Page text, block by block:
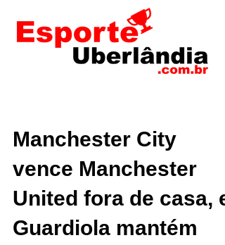
Manchester City
vence Manchester
United fora de casa, e
Guardiola mantém